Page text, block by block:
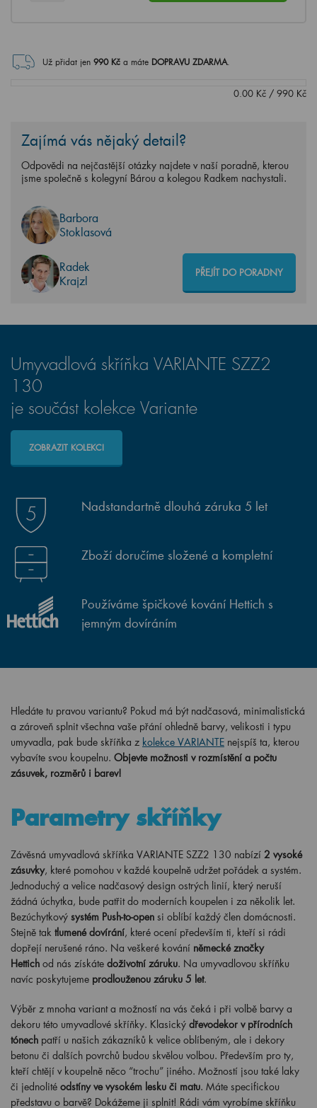
Už přidat jen 990Kč a máte DOPRAVU ZDARMA.
0.00 Kč / 990 Kč
Zajímá vás nějaký detail?
Odpovědi na nejčastější otázky najdete v naší poradně, kterou
jsme společně s kolegyní Bárou a kolegou Radkem nachystali.
Barbora
Stoklasová
Radek
Krajzl
PŘEJÍT DO PORADNY
Umyvadlová skříňka VARIANTE SZZ2
130
je součást kolekce Variante
ZOBRAZIT KOLEKCI
Nadstandartně dlouhá záruka 5 let
Zboží doručíme složené a kompletní
Používáme špičkové kování Hettich s
jemným dovíráním
Hledáte tu pravou variantu? Pokud má být nadčasová, minimalistická
a zároveň splnit všechna vaše přání ohledně barvy, velikosti i typu
umyvadla, pak bude skříňka z kolekce VARIANTE nejspíš ta, kterou
vybavíte svou koupelnu. Objevte možnosti v rozmístění a počtu
zásuvek, rozměrů i barev!
Parametry skříňky
Závěsná umyvadlová skříňka VARIANTE SZZ2 130 nabízí 2 vysoké
zásuvky, které pomohou v každé koupelně udržet pořádek a systém.
Jednoduchý a velice nadčasový design ostrých linií, který neruší
žádná úchytka, bude patřit do moderních koupelen i za několik let.
Bezúchytkový systém Push-to-open si oblíbí každý člen domácnosti.
Stejně tak tlumené dovírání, které ocení především ti, kteří si rádi
dopřejí nerušené ráno. Na veškeré kování německé značky
Hettich od nás získáte doživotní záruku. Na umyvadlovou skříňku
navíc poskytujeme prodlouženou záruku 5 let.
Výběr z mnoha variant a možností na vás čeká i při volbě barvy a
dekoru této umyvadlové skříňky. Klasický dřevodekor v přírodních
tónech patří u našich zákazníků k velice oblíbeným, ale i dekory
betonu či dalších povrchů budou skvělou volbou. Především pro ty,
kteří chtějí v koupelně něco “trochu” jiného. Možností jsou také laky
či jednolité odstíny ve vysokém lesku či matu. Máte specifickou
představu o barvě? Dokážeme ji splnit! Rádi vám vyrobíme skříňku